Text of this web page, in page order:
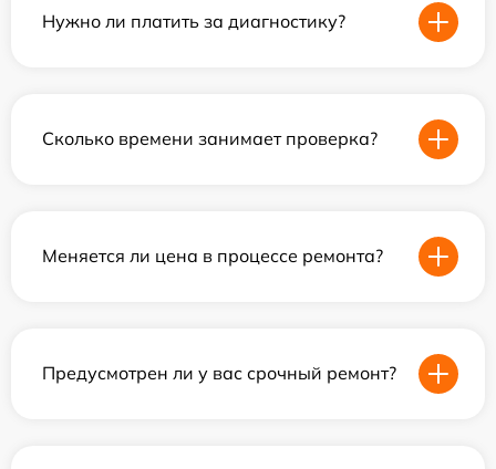
Нужно ли платить за диагностику?
Сколько времени занимает проверка?
Меняется ли цена в процессе ремонта?
Предусмотрен ли у вас срочный ремонт?